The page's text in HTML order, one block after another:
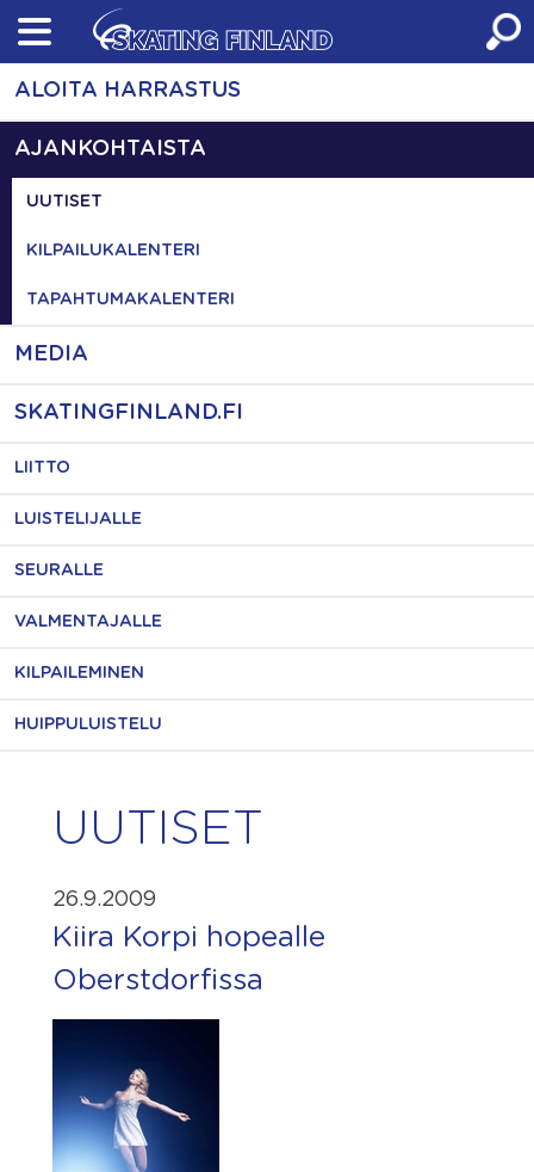
Skip
content
ALOITA HARRASTUS
AJANKOHTAISTA
UUTISET
KILPAILUKALENTERI
TAPAHTUMAKALENTERI
MEDIA
SKATINGFINLAND.FI
LIITTO
LUISTELIJALLE
SEURALLE
VALMENTAJALLE
KILPAILEMINEN
HUIPPULUISTELU
UUTISET
26.9.2009
Kiira Korpi hopealle
Oberstdorfissa